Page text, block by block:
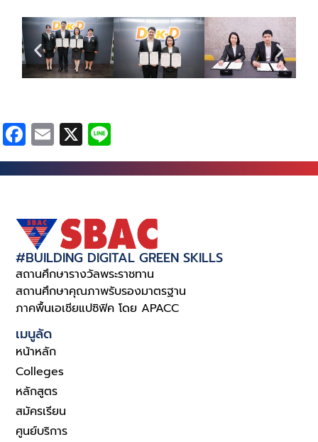
Facebook
Email
X
#BUILDING DIGITAL GREEN SKILLS
สถานศึกษารางวัลพระราชทาน
สถานศึกษาคุณภาพรับรองมาตรฐาน
ภาคพื้นเอเชียแปซิฟิค โดย APACC
เมนูลัด
หน้าหลัก
Colleges
หลักสูตร
สมัครเรียน
ศูนย์บริการ